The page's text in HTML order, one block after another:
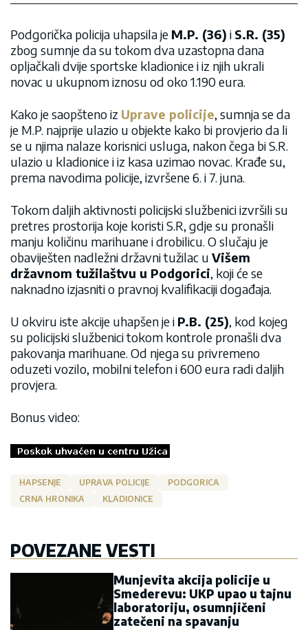
Podgorička policija uhapsila je M.P. (36) i S.R. (35)
zbog sumnje da su tokom dva uzastopna dana
opljačkali dvije sportske kladionice i iz njih ukrali
novac u ukupnom iznosu od oko 1.190 eura.
Kako je saopšteno iz Uprave policije, sumnja se da
je M.P. najprije ulazio u objekte kako bi provjerio da li
se u njima nalaze korisnici usluga, nakon čega bi S.R.
ulazio u kladionice i iz kasa uzimao novac. Krađe su,
prema navodima policije, izvršene 6. i 7. juna.
Tokom daljih aktivnosti policijski službenici izvršili su
pretres prostorija koje koristi S.R, gdje su pronašli
manju količinu marihuane i drobilicu. O slučaju je
obaviješten nadležni državni tužilac u Višem
državnom tužilaštvu u Podgorici, koji će se
naknadno izjasniti o pravnoj kvalifikaciji događaja.
U okviru iste akcije uhapšen je i P.B. (25), kod kojeg
su policijski službenici tokom kontrole pronašli dva
pakovanja marihuane. Od njega su privremeno
oduzeti vozilo, mobilni telefon i 600 eura radi daljih
provjera.
Bonus video:
HAPSENJE UPRAVA POLICIJE
PODGORICA
CRNA HRONIKA
KLADIONICE
POVEZANE VESTI
Munjevita akcija policije u
Smederevu: UKP upao u tajnu
laboratoriju, osumnjičeni
zatečeni na spavanju